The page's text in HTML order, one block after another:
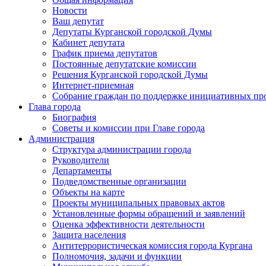
Новости
Ваш депутат
Депутаты Курганской городской Думы
Кабинет депутата
График приема депутатов
Постоянные депутатские комиссии
Решения Курганской городской Думы
Интернет-приемная
Собрание граждан по поддержке инициативных
Глава города
Биография
Советы и комиссии при Главе города
Администрация
Структура администрации города
Руководители
Департаменты
Подведомственные организации
Объекты на карте
Проекты муниципальных правовых актов
Установленные формы обращений и заявлений
Оценка эффективности деятельности
Защита населения
Антитеррористическая комиссия города Кургана
Полномочия, задачи и функции